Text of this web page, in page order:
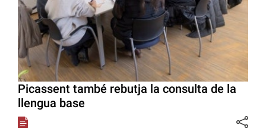
Picassent també rebutja la consulta de la
llengua base